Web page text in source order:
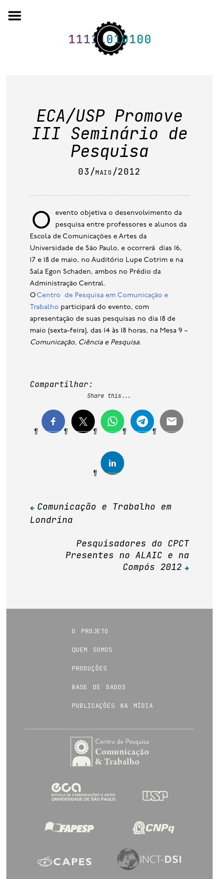
to
quem somos
artigos em periódicos
anais de eventos
base de dados
publicações na mídia
ECA/USP Promove
III Seminário de
Pesquisa
03/maio/2012
O evento objetiva o desenvolvimento da
pesquisa entre professores e alunos da
Escola de Comunicações e Artes da
Universidade de São Paulo, e ocorrerá dias 16,
17 e 18 de maio, no Auditório Lupe Cotrim e na
Sala Egon Schaden, ambos no Prédio da
Administração Central.
O Centro de Pesquisa em Comunicação e
Trabalho participará do evento, com
apresentação de suas pesquisas no dia 18 de
maio (sexta-feira), das 14 às 18 horas, na Mesa 9 –
Comunicação, Ciência e Pesquisa.
Compartilhar:
Share this...
Navegação
de
Post
Comunicação e Trabalho em
Londrina
Pesquisadores do CPCT
Presentes no ALAIC e na
Compós 2012
o projeto
quem somos
produções
base de dados
publicações na mídia